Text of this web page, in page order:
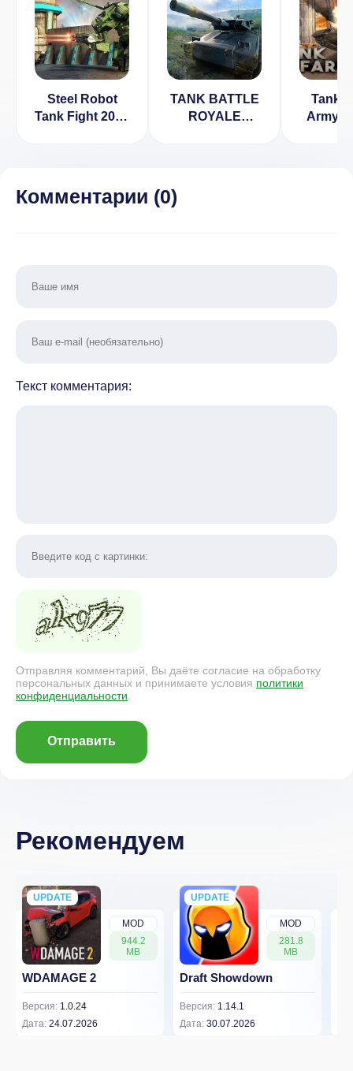
Steel Robot
Tank Fight 2017
TANK BATTLE
ROYALE
Tank
Army
Комментарии (0)
Текст комментария:
Отправляя комментарий, Вы даёте согласие на обработку
персональных данных и принимаете условия политики
конфиденциальности.
Отправить
Рекомендуем
MOD
944.2
MB
UPDATE
NEW
WDAMAGE 2
Версия: 1.0.24
Дата: 24.07.2026
MOD
281.8
MB
UPDATE
NEW
Draft Showdown
Версия: 1.14.1
Дата: 30.07.2026